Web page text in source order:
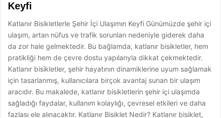
Keyfi
Katlanır Bisikletlerle Şehir İçi Ulaşımın Keyfi Günümüzde şehir içi
ulaşım, artan nüfus ve trafik sorunları nedeniyle giderek daha
da zor hale gelmektedir. Bu bağlamda, katlanır bisikletler, hem
pratikliği hem de çevre dostu yapılarıyla dikkat çekmektedir.
Katlanır bisikletler, şehir hayatının dinamiklerine uyum sağlamak
için tasarlanmış, kullanıcılara birçok avantaj sunan bir ulaşım
aracıdır. Bu makalede, katlanır bisikletlerin şehir içi ulaşımda
sağladığı faydalar, kullanım kolaylığı, çevresel etkileri ve daha
fazlası ele alınacaktır. Katlanır Bisiklet Nedir? Katlanır bisiklet,